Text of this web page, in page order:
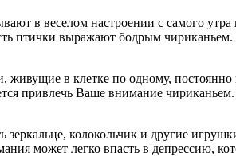
в веселом настроении с самого
птички выражают бодрым чириканьем.
живущие в клетке по одному,
привлечь Ваше внимание
колокольчик и другие
может легко впасть в депрессию,